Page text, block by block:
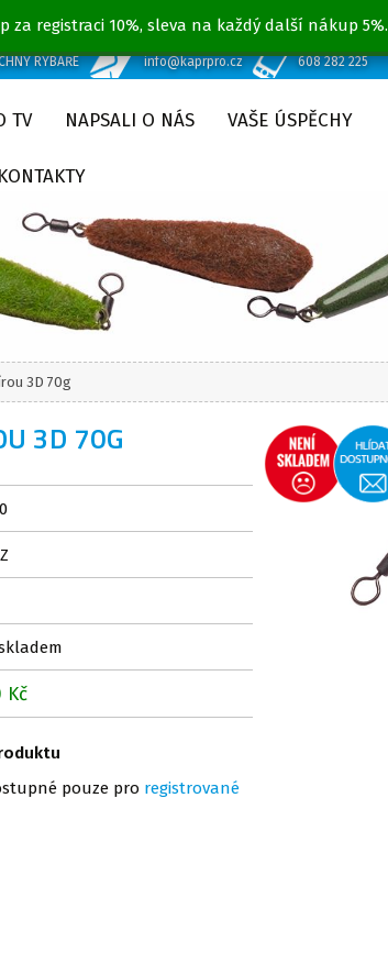
za registraci 10%, sleva na každý další nákup 5%.
RYBÁŘE info@kaprpro.cz 608 282 225
TV NAPSALI O NÁS VAŠE ÚSPĚCHY
KONTAKTY
3D 70g
3D 70G
Kč
pouze pro registrované